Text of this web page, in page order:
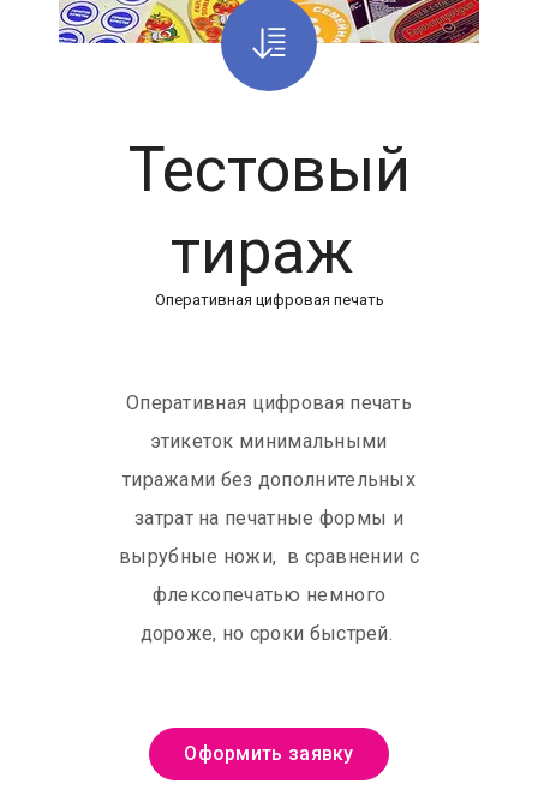
Тестовый
тираж
Оперативная цифровая печать
Оперативная цифровая печать
этикеток минимальными
тиражами без дополнительных
затрат на печатные формы и
вырубные ножи, в сравнении с
флексопечатью немного
дороже, но сроки быстрей.
Оформить заявку